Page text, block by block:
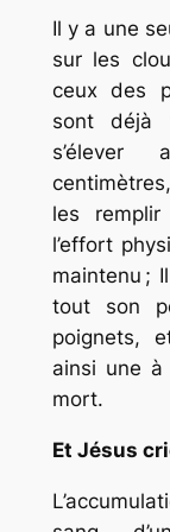
Il y a une
sur les
ceux des
sont déjà
s’élever
les
l’effort
maintenu ;
tout son
poignets,
ainsi une à
mort.
Et Jésus